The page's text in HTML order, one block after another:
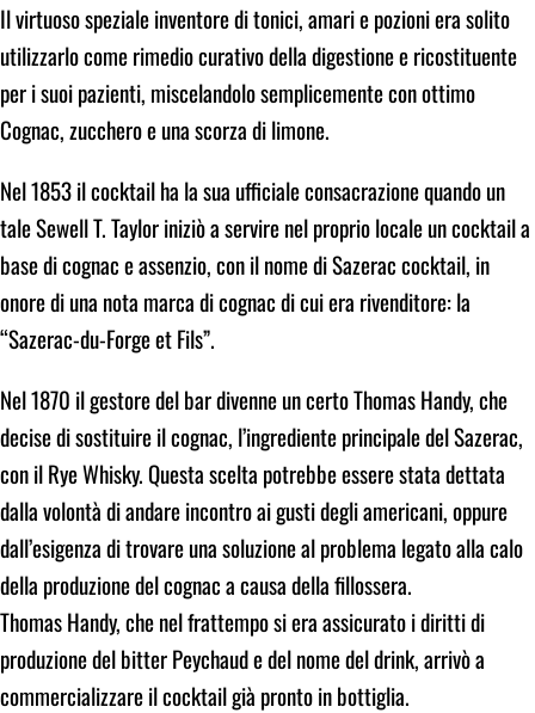
Il virtuoso speziale inventore di tonici, amari e pozioni era solito
utilizzarlo come rimedio curativo della digestione e ricostituente
per i suoi pazienti, miscelandolo semplicemente con ottimo
Cognac, zucchero e una scorza di limone.
Nel 1853 il cocktail ha la sua ufficiale consacrazione quando un
tale Sewell T. Taylor iniziò a servire nel proprio locale un cocktail a
base di cognac e assenzio, con il nome di Sazerac cocktail, in
onore di una nota marca di cognac di cui era rivenditore: la
“Sazerac-du-Forge et Fils”.
Nel 1870 il gestore del bar divenne un certo Thomas Handy, che
decise di sostituire il cognac, l’ingrediente principale del Sazerac,
con il Rye Whisky. Questa scelta potrebbe essere stata dettata
dalla volontà di andare incontro ai gusti degli americani, oppure
dall’esigenza di trovare una soluzione al problema legato alla calo
della produzione del cognac a causa della fillossera.
Thomas Handy, che nel frattempo si era assicurato i diritti di
produzione del bitter Peychaud e del nome del drink, arrivò a
commercializzare il cocktail già pronto in bottiglia.